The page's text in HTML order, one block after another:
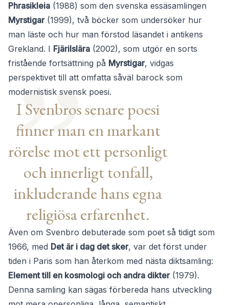
Phrasikleia (1988) som den svenska essäsamlingen
Myrstigar(1999), två böcker som undersöker hur
man läste och hur man förstod läsandet i antikens
Grekland. I Fjärilslära (2002), som utgör en sorts
fristående fortsättning på Myrstigar, vidgas
perspektivet till att omfatta såväl barock som
modernistisk svensk poesi.
I Svenbros senare poesi
finner man en markant
rörelse mot ett personligt
och innerligt tonfall,
inkluderande hans egna
religiösa erfarenhet.
Även om Svenbro debuterade som poet så tidigt som
1966, med Det är i dag det sker, var det först under
tiden i Paris som han återkom med nästa diktsamling:
Element till en kosmologi och andra dikter(1979).
Denna samling kan sägas förbereda hans utveckling